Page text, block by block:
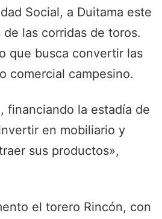
Social, a Duitama este
las corridas de toros.
que busca convertir las
comercial campesino.
financiando la estadía de
en mobiliario y
sus productos»,
el torero Rincón, con